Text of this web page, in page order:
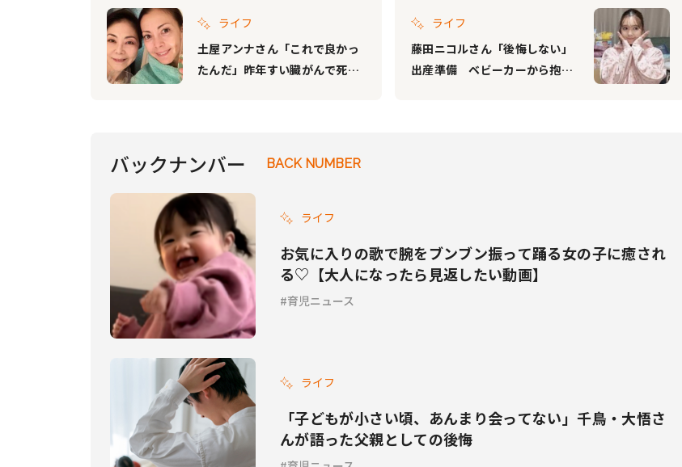
ライフ
土屋アンナさん「これで良かっ
たんだ」昨年すい臓がんで死去
ライフ
藤田ニコルさん「後悔しない」
出産準備 ベビーカーから抱っ
バックナンバー BACK NUMBER
ライフ
お気に入りの歌で腕をブンブン振って踊る女の子に癒され
る♡【大人になったら見返したい動画】
育児ニュース
ライフ
「子どもが小さい頃、あんまり会ってない」千鳥・大悟さ
んが語った父親としての後悔